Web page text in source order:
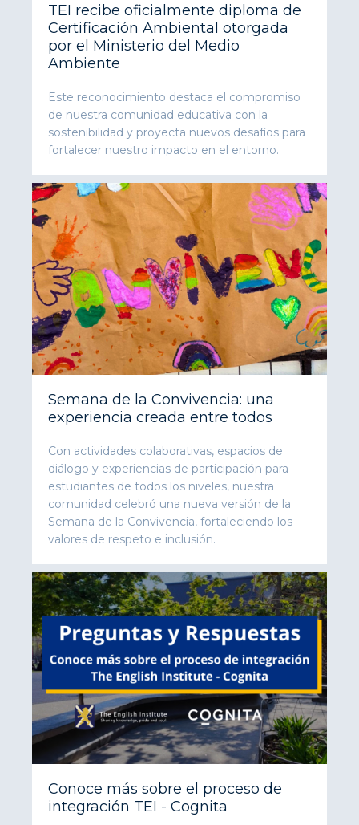
TEI recibe oficialmente diploma de
Certificación Ambiental otorgada
por el Ministerio del Medio
Ambiente
Este reconocimiento destaca el compromiso
de nuestra comunidad educativa con la
sostenibilidad y proyecta nuevos desafíos para
fortalecer nuestro impacto en el entorno.
Semana de la Convivencia: una
experiencia creada entre todos
Con actividades colaborativas, espacios de
diálogo y experiencias de participación para
estudiantes de todos los niveles, nuestra
comunidad celebró una nueva versión de la
Semana de la Convivencia, fortaleciendo los
valores de respeto e inclusión.
Conoce más sobre el proceso de
integración TEI - Cognita